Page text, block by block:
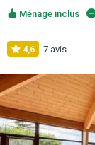
Ménage inclus
4,6 7 avis